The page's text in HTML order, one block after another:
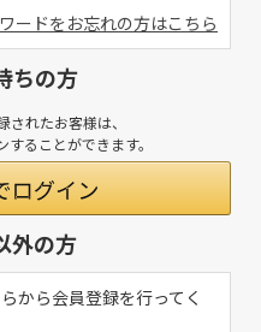
ードをお忘れの方はこちら
ちの方
れたお客様は、
ることができます。
外の方
から会員登録を行ってく